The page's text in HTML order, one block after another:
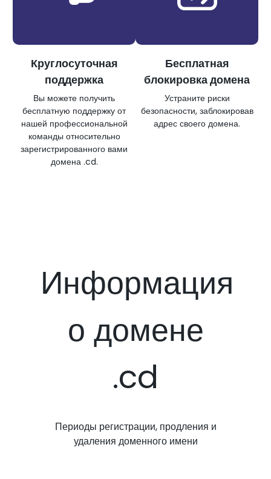
Круглосуточная
поддержка
Вы можете получить
бесплатную поддержку от
нашей профессиональной
команды относительно
зарегистрированного вами
домена .cd.
Бесплатная
блокировка домена
Устраните риски
безопасности, заблокировав
адрес своего домена.
Информация
о домене
.cd
Периоды регистрации, продления и
удаления доменного имени